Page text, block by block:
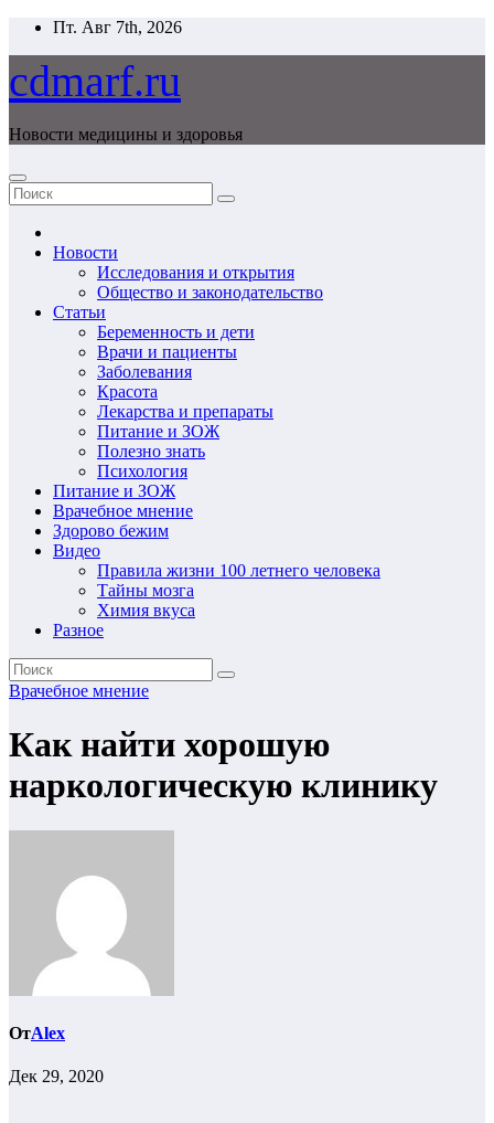
Перейти
содержимому
Пт. Авг 7th, 2026
cdmarf.ru
Новости медицины и здоровья
Новости
Исследования и открытия
Общество и законодательство
Статьи
Беременность и дети
Врачи и пациенты
Заболевания
Красота
Лекарства и препараты
Питание и ЗОЖ
Полезно знать
Психология
Питание и ЗОЖ
Врачебное мнение
Здорово бежим
Видео
Правила жизни 100 летнего человека
Тайны мозга
Химия вкуса
Разное
Врачебное мнение
Как найти хорошую
наркологическую клинику
ОтAlex
Дек 29, 2020